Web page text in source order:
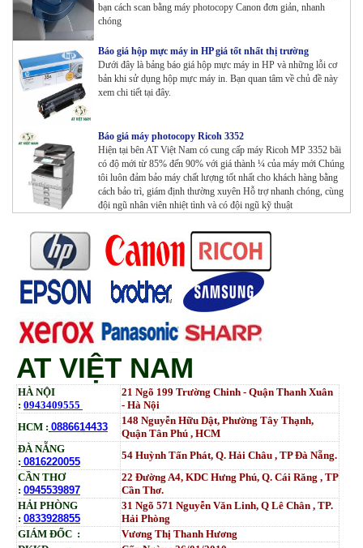
bạn cách scan bằng máy photocopy Canon đơn giản, nhanh
chóng
Báo giá hộp mực máy in HP giá tốt nhất thị trường
Dưới đây là bảng báo giá hộp mực máy in HP và những lỗi cơ
bản khi sử dụng hộp mực máy in. Bạn quan tâm về chủ đề này
xem chi tiết tại đây.
Báo giá máy photocopy Ricoh 3352
Hiện tại bên AT Việt Nam có cung cấp máy Ricoh MP 3352 bãi
có độ mới từ 85% đến 90% với giá thành ¼ của máy mới Chúng
tôi luôn đảm bảo máy chất lượng tốt nhất cho khách hàng bằng
cách bảo trì, giám định thường xuyên Hỗ trợ nhanh chóng, cùng
đội ngũ nhân viên nhiệt tình và có đội ngũ kỹ thuật
AT VIỆT NAM
HÀ NỘI
: 0943409555
21 Ngõ 199 Trường Chinh - Quận Thanh Xuân
- Hà Nội
HCM : 0886614433
148 Nguyễn Hữu Dật, Phường Tây Thạnh,
Quận Tân Phú , HCM
ĐÀ NẴNG
: 0816220055
54 Huỳnh Tấn Phát, Q. Hải Châu , TP Đà Nẵng.
CẦN THƠ
: 0945539897
22 Đường A4, KDC Hưng Phú, Q. Cái Răng , TP
Cần Thơ.
HẢI PHÒNG
: 0833928855
31 Ngõ 571 Nguyễn Văn Linh, Q Lê Chân , TP.
Hải Phòng
GIÁM ĐỐC :
Vương Thị Thanh Hương